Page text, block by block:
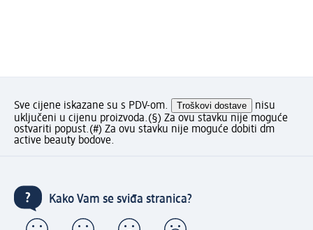
Sve cijene iskazane su s PDV-om. Troškovi dostave
nisu
uključeni u cijenu proizvoda.(§) Za ovu stavku nije moguće
ostvariti popust.(#) Za ovu stavku nije moguće dobiti dm
active beauty bodove.
Kako Vam se sviđa stranica?